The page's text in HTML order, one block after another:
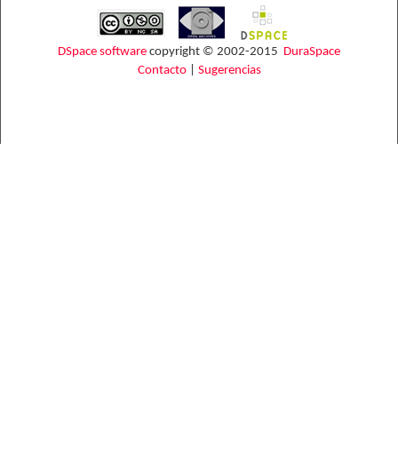
DSpace software copyright © 2002-2015 DuraSpace
Contacto| Sugerencias